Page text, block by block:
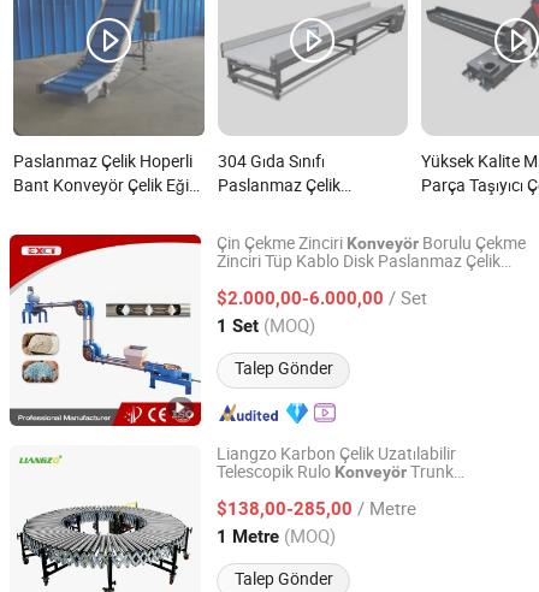
Paslanmaz Çelik Hoperli
Bant Konveyör Çelik Eğik
Konveyörü Kazıyıcı
Konveyör Bant Konveyör
Sistemi Mini Konveyör
Paslanmaz Çelik Bant
Konveyör nedir?
304 Gıda Sınıfı
Paslanmaz Çelik
Makinesi Bant Konveyör
Zincir Konveyör Bant
Konveyör Gıda Sınıfı PP
Zincir Konveyör nedir?
Yüksek Kalite
Parça Taşıyıcı
Parça Taşıyıcı
Çin Çekme Zinciri Konveyör Borulu Çekme
Zinciri Tüp Kablo Disk Paslanmaz Çelik
$2.000,00-6.000,00 / Set
1 Set (MOQ)
Talep Gönder
Henan Excellent Machinery Co., Ltd.
Henan, China Fiyat 2019
Liangzo Karbon Çelik Uzatılabilir
Telescopik Rulo KonveyörTrunk
$138,00-285,00 / Metre
1 Metre (MOQ)
Talep Gönder
Fujian Liangzuo Intelligent Equipment Technology Co.,
Fujian, China Fiyat 2020